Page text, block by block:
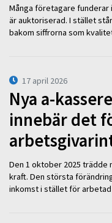
Många företagare
är auktoriserad. I stället
bakom siffrorna som
17 april 2026
Nya a-
innebär det
Den 1 oktober 2025
kraft. Den största
inkomst i stället för